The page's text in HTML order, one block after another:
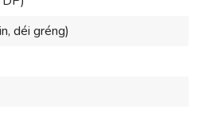
déi gréng)